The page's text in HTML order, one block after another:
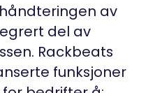
av
del av
Rackbeats
funksjoner